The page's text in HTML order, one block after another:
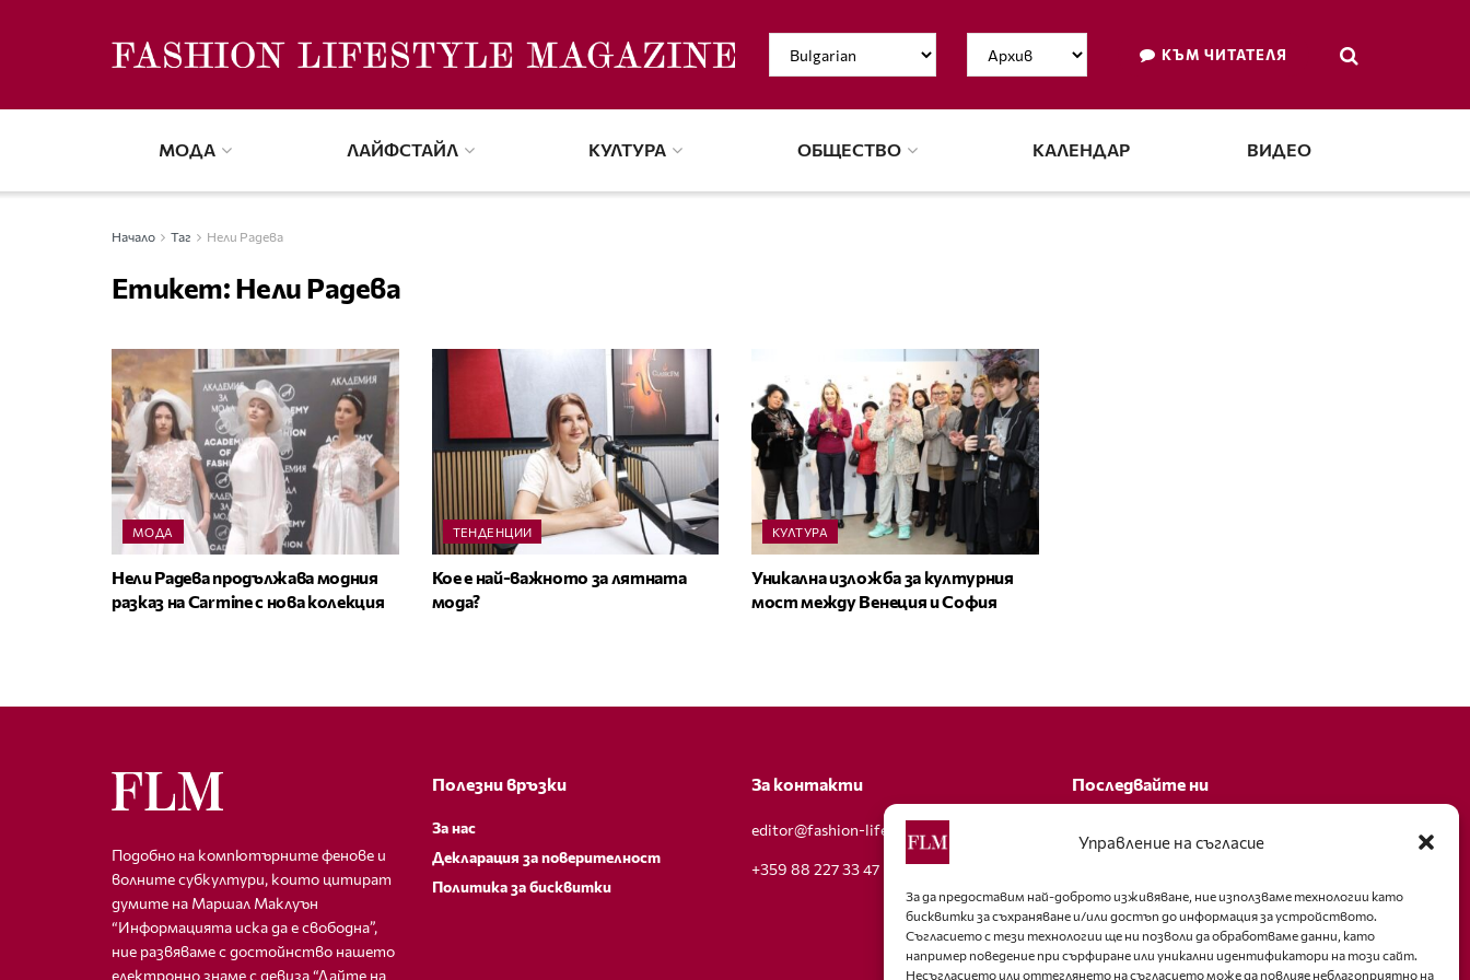
Управление на съгласие
За да предоставим най-доброто изживяване, ние използваме технологии като
бисквитки за съхраняване и/или достъп до информация за устройството.
Съгласието с тези технологии ще ни позволи да обработваме данни, като
например поведение при сърфиране или уникални идентификатори на този сайт.
Несъгласието или оттеглянето на съгласието може да повлияе неблагоприятно на
КЪМ ЧИТАТЕЛЯ
МОДА ЛАЙФСТАЙЛ КУЛТУРА ОБЩЕСТВО КАЛЕНДАР ВИДЕО
Начало Таг Нели Радева
Етикет:Нели Радева
МОДА
Нели Радева продължава модния
разказ на Carmine с нова колекция
ТЕНДЕНЦИИ
Кое е най-важното за лятната
мода?
КУЛТУРА
Уникална изложба за културния
мост между Венеция и София
Подобно на компютърните фенове и
волните субкултури, които цитират
думите на Маршал Маклуън
“Информацията иска да е свободна”,
ние развяваме с достойнство нашето
електронно знаме с девиза “Дайте на
Полезни връзки
За нас
Декларация за поверителност
Политика за бисквитки
За контакти
editor@fashion-lifestyle.net
+359 88 227 33 47
Последвайте ни